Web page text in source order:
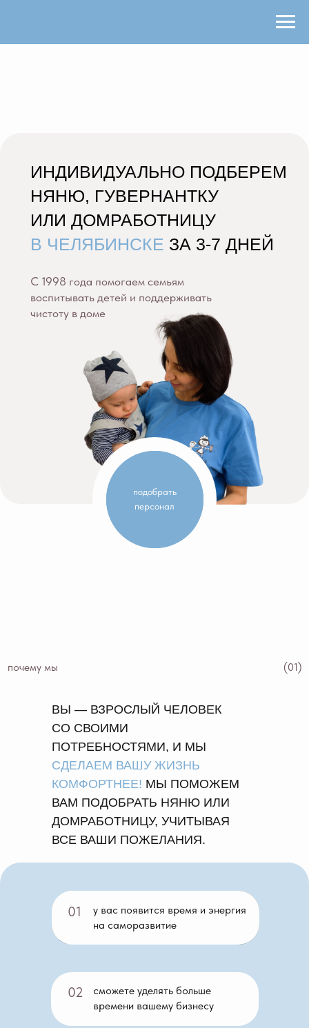
ИНДИВИДУАЛЬНО ПОДБЕРЕМ
НЯНЮ, ГУВЕРНАНТКУ
ИЛИ ДОМРАБОТНИЦУ
В ЧЕЛЯБИНСКЕ ЗА 3-7 ДНЕЙ
C 1998 года помогаем семьям
воспитывать детей и поддерживать
чистоту в доме
подобрать
персонал
(01)
ВЫ — ВЗРОСЛЫЙ ЧЕЛОВЕК
СО СВОИМИ
ПОТРЕБНОСТЯМИ, И МЫ
СДЕЛАЕМ ВАШУ ЖИЗНЬ
КОМФОРТНЕЕ! МЫ ПОМОЖЕМ
ВАМ ПОДОБРАТЬ НЯНЮ ИЛИ
ДОМРАБОТНИЦУ, УЧИТЫВАЯ
ВСЕ ВАШИ ПОЖЕЛАНИЯ.
почему мы
02
сможете уделять больше
времени вашему бизнесу
01
у вас появится время и энергия
на саморазвитие